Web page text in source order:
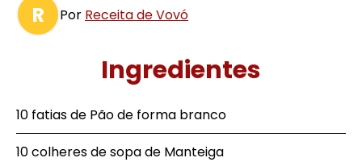
R Por Receita de Vovó
Ingredientes
10 fatias de Pão de forma branco
10 colheres de sopa de Manteiga